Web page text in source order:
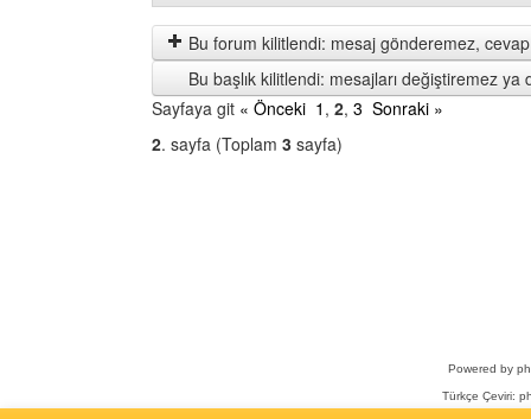
mesajları
göster
by
Bu forum kilitlendi: mesaj gönderemez,
Bu başlık kilitlendi: mesajları değiştiremez ya
Sayfaya git « Önceki 1 , 2, 3 Sonraki »
2. sayfa (Toplam 3 sayfa)
Powered by
Türkçe Çeviri: